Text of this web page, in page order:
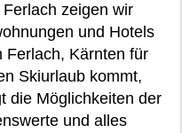
zeigen wir
und Hotels
Ferlach, Kärnten für
Skiurlaub kommt,
die Möglichkeiten der
und alles